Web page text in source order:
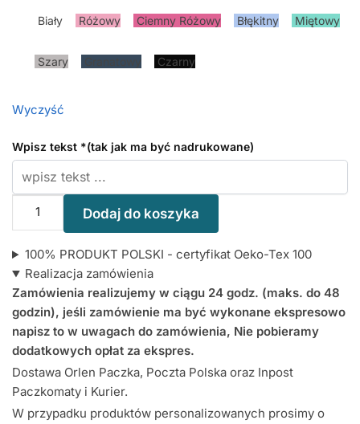
Biały Różowy Ciemny Różowy Błękitny Miętowy
Szary Granatowy Czarny
Wyczyść
Wpisz tekst *(tak jak ma być nadrukowane)
Mamusiu…
Złoty
Nadruk
-
śliniak
Dodaj do koszyka
100% PRODUKT POLSKI - certyfikat Oeko-Tex 100
Realizacja zamówienia
Zamówienia realizujemy w ciągu 24 godz. (maks. do 48
godzin), jeśli zamówienie ma być wykonane ekspresowo
napisz to w uwagach do zamówienia, Nie pobieramy
dodatkowych opłat za ekspres.
Dostawa Orlen Paczka, Poczta Polska oraz Inpost
Paczkomaty i Kurier.
W przypadku produktów personalizowanych prosimy o